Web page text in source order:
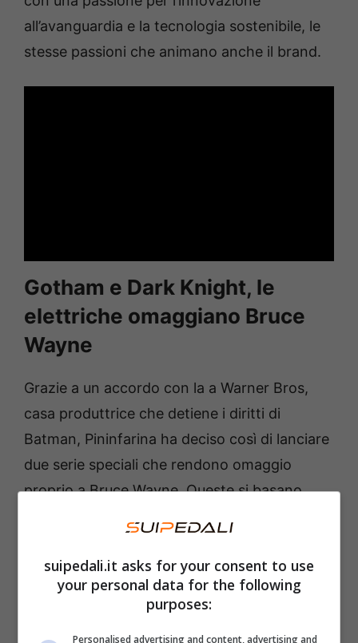
all’avanguardia e la tecnologia sostenibile, le
stesse passioni che animano anche il brand.
Gotham e Dark Knight, le
elettriche omaggiano Bruce
Wayne
Grazie a un accordo con la a Warner Bros,
casa produttrice che detiene i diritti di
Batman, Pininfarina ha deciso così di lanciare
due serie speciali che rendono omaggio
proprio a Bruce Wayne. Queste si basano
fatte e finite che sono anche acquistabili. A
prezzi che Bruce Wayne e pochi altri al
mondo possono permettersi, visto che il
suipedali.it asks for your consent to use
your personal data for the following
purposes:
Personalised advertising and content, advertising and